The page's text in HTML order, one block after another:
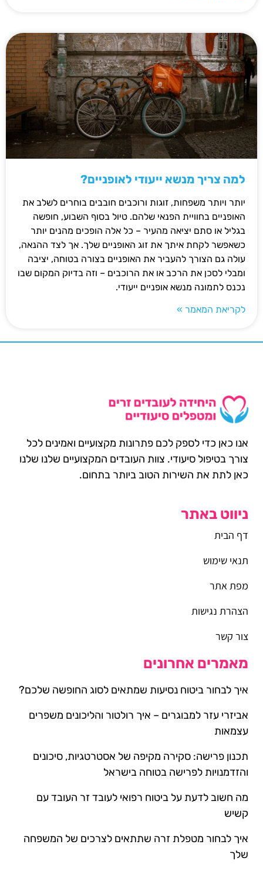
למה צריך מנשא ייעודי לאופניים?
יותר ויותר משפחות, זוגות ורוכבים חובבים בוחרים לשלב את
האופניים בחוויית הפנאי שלהם. טיול בסוף השבוע, חופשה
בגליל או סתם יציאה מהעיר – כל אלה הופכים מהנים יותר
כשאפשר לקחת איתך את זוג האופניים שלך. אך לצד ההנאה,
עולה גם הצורך להעביר את האופניים בצורה בטוחה, יציבה
ומבלי לסכן את הרכב או את הרוכבים – וזה בדיוק המקום שבו
נכנס לתמונה מנשא אופניים ייעודי.
לקריאת המאמר »
אנו כאן כדי לספק לכם פתרונות מקצועיים ואמינים לכל
צורך בטיפול סיעודי. צוות העובדים המקצועיים שלנו שלנו
כאן לתת את השירות הטוב ביותר בתחום.
ניווט באתר
דף הבית
תנאי שימוש
מפת אתר
הצהרת נגישות
צור קשר
מאמרים אחרונים
איך לבחור ביטוח נסיעות שמתאים לסוג החופשה שלכם?
אביזרי עזר למבוגרים – איך רולטור והליכונים משפרים
עצמאות
תכנון פרישה: סקירה מקיפה של אסטרטגיות, סיכונים
והזדמנויות לפרישה בטוחה בישראל
מה חשוב לדעת על ביטוח רפואי לעובד זר העובד עם
קשיש
איך לבחור מטפלת זרה שתתאים לצרכים של המשפחה
שלך